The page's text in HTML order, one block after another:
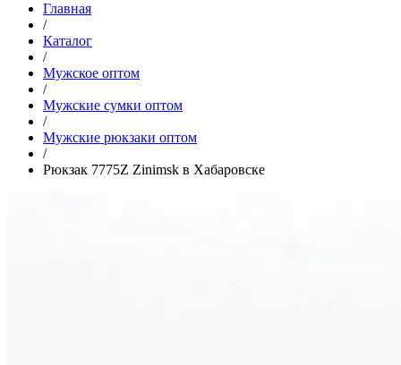
Главная
/
Каталог
/
Мужское оптом
/
Мужские сумки оптом
/
Мужские рюкзаки оптом
/
Рюкзак 7775Z Zinimsk в Хабаровске